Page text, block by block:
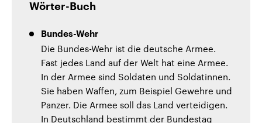
Wörter-Buch
Bundes-Wehr
Die Bundes-Wehr ist die deutsche Armee.
Fast jedes Land auf der Welt hat eine Armee.
In der Armee sind Soldaten und Soldatinnen.
Sie haben Waffen, zum Beispiel Gewehre und
Panzer. Die Armee soll das Land verteidigen.
In Deutschland bestimmt der Bundestag